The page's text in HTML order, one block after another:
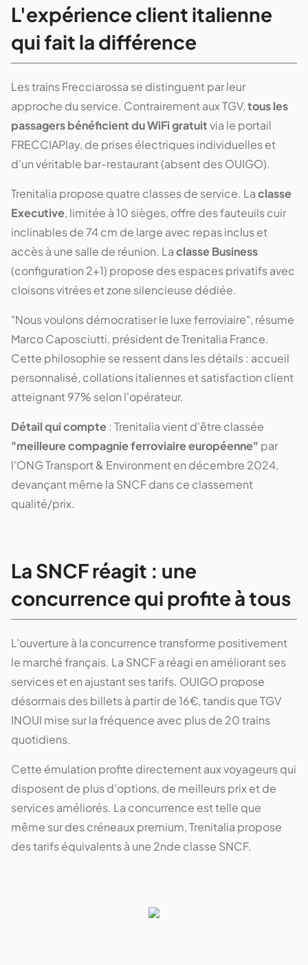
L'expérience client italienne
qui fait la différence
Les trains Frecciarossa se distinguent par leur
approche du service. Contrairement aux TGV,tous les
passagers bénéficient du WiFi gratuitvia le portail
FRECCIAPlay, de prises électriques individuelles et
d'un véritable bar-restaurant (absent des OUIGO).
Trenitalia propose quatre classes de service. Laclasse
Executive, limitée à 10 sièges, offre des fauteuils cuir
inclinables de 74 cm de large avec repas inclus et
accès à une salle de réunion. Laclasse Business
(configuration 2+1) propose des espaces privatifs avec
cloisons vitrées et zone silencieuse dédiée.
"Nous voulons démocratiser le luxe ferroviaire", résume
Marco Caposciutti, président de Trenitalia France.
Cette philosophie se ressent dans les détails : accueil
personnalisé, collations italiennes et satisfaction client
atteignant 97% selon l'opérateur.
Détail qui compte: Trenitalia vient d'être classée
"meilleure compagnie ferroviaire européenne" par
l'ONG Transport & Environment en décembre 2024,
devançant même la SNCF dans ce classement
qualité/prix.
La SNCF réagit : une
concurrence qui profite à tous
L'ouverture à la concurrence transforme positivement
le marché français. La SNCF a réagi en améliorant ses
services et en ajustant ses tarifs. OUIGO propose
désormais des billets à partir de 16€, tandis que TGV
INOUI mise sur la fréquence avec plus de 20 trains
quotidiens.
Cette émulation profite directement aux voyageurs qui
disposent de plus d'options, de meilleurs prix et de
services améliorés. La concurrence est telle que
même sur des créneaux premium, Trenitalia propose
des tarifs équivalents à une 2nde classe SNCF.